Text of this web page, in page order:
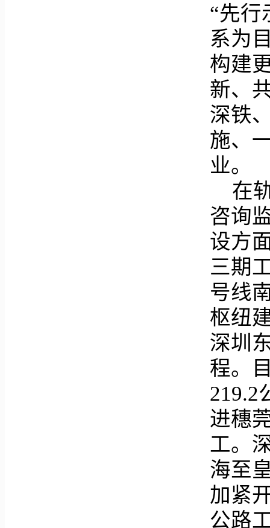
“先行
系为
构建
新、
深铁
施、
业。
在
咨询
设方
三期
号线
枢纽
深圳
程。
219.2
进穗
工。
海至
加紧
公路